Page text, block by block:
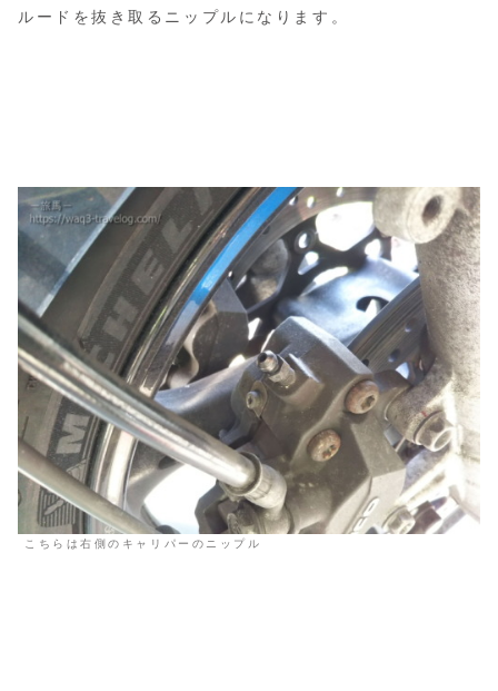
ルードを抜き取るニップルになります。
こちらは右側のキャリパーのニップル